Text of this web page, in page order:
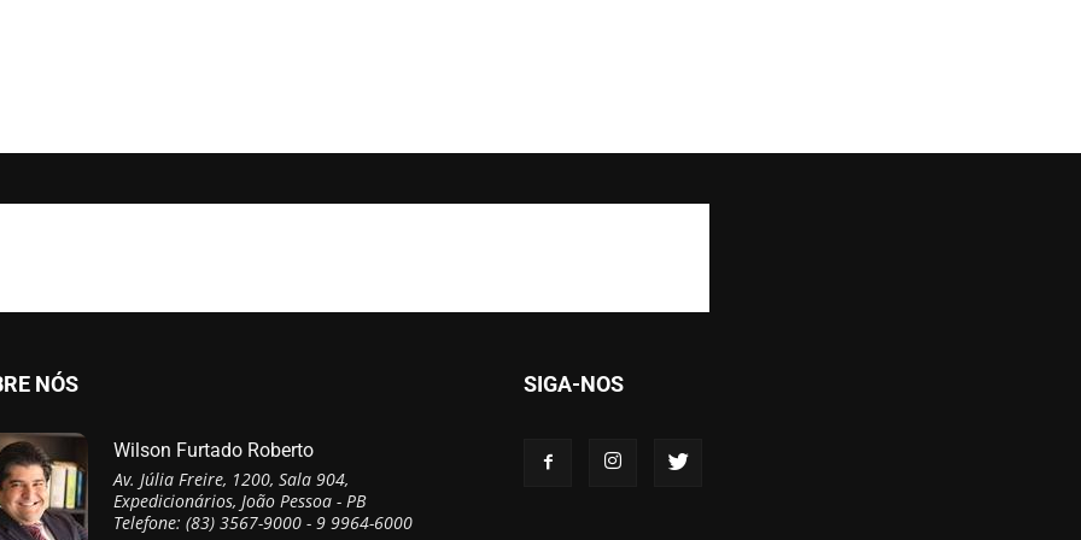
NÓS
Wilson Furtado Roberto
Av. Júlia Freire, 1200, Sala 904,
Expedicionários, João Pessoa - PB
Telefone: (83) 3567-9000 - 9 9964-6000
SIGA-NOS